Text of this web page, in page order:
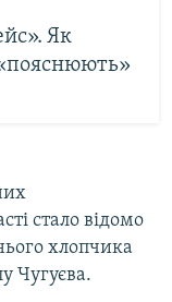
Як
стало відомо
хлопчика
Чугуєва.